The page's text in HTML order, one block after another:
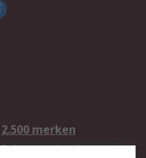
2.500 merken
Inkoopoplossingen